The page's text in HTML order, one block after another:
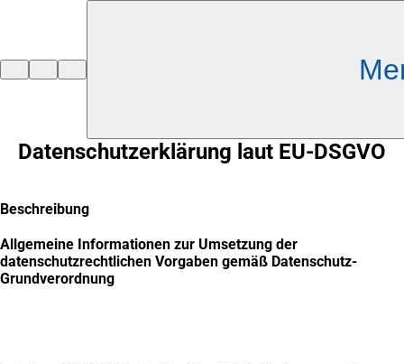
Datenschutzerklärung laut EU-DSGVO
Beschreibung
Allgemeine Informationen zur Umsetzung der
datenschutzrechtlichen Vorgaben gemäß Datenschutz-
Grundverordnung